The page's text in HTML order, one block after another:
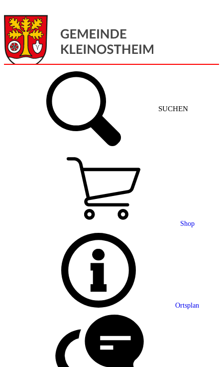
SUCHEN
Shop
Ortsplan
Gemeinde + Service
Grußwort
Ortsplan
Partnerschaft
Statistik
Mitteilungsblatt